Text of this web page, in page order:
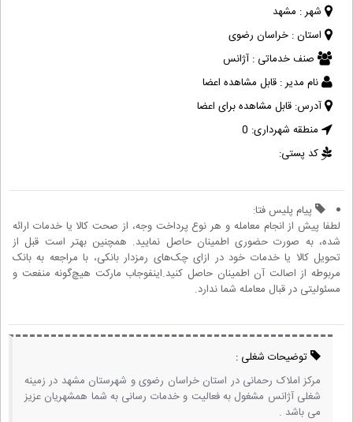
شهر : مشهد
استان : خراسان رضوی
صنف خدماتی : آژانس
نام مدیر : قابل مشاهده اعضا
آدرس: قابل مشاهده برای اعضا
منطقه شهرداری: 0
کد پستی:
پیام پلیس فتا:
لطفا پیش از انجام معامله و هر نوع پرداخت وجه، از صحت کالا یا خدمات ارائه
شده، به صورت حضوری اطمینان حاصل نمایید. همچنین بهتر است قبل از
تحویل کالا یا خدمات خود در ازای چک‌های رمزدار بانکی، با مراجعه به بانک
مربوطه از اصالت آن اطمینان حاصل کنید.اینفوجاب مارکت هیچ‌گونه منفعت و
مسئولیتی در قبال معامله شما ندارد.
توضیحات شغلی :
مرکز املاک رحمانی در استان خراسان رضوی و شهرستان مشهد در زمینه
شغلی آژانس مشغول به فعالیت و خدمات رسانی به شما همشهریان عزیز
می باشد .